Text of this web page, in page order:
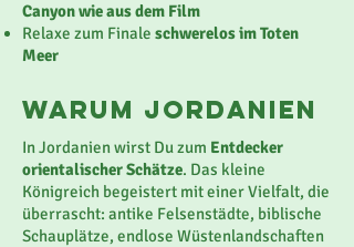
Canyon wie aus dem Film
Relaxe zum Finale schwerelos im Toten
Meer
Warum JORDANIEN
In Jordanien wirst Du zum Entdecker
orientalischer Schätze. Das kleine
Königreich begeistert mit einer Vielfalt, die
überrascht: antike Felsenstädte, biblische
Schauplätze, endlose Wüstenlandschaften